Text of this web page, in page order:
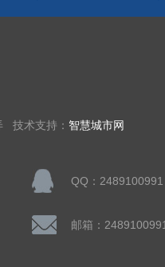
技术支持： 智慧城市网
QQ：2489100991
邮箱：